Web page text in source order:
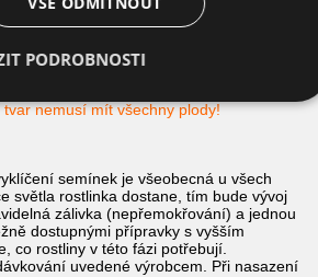
barvu, která při dozrání přechází
podlouhlý a hubený. Má jemně pálivou
je jedna z nejvyhledávaných chilli
dochucení jídel a je velmi příjemná i jako
nemusí mít všechny plody!
semínek je všeobecná u všech
světla rostlinka dostane, tím bude vývoj
zálivka (nepřemokřování) a jednou
dostupnými přípravky s vyšším
co rostliny v této fázi potřebují.
uvedené výrobcem. Při nasazení
PODROBNOSTI